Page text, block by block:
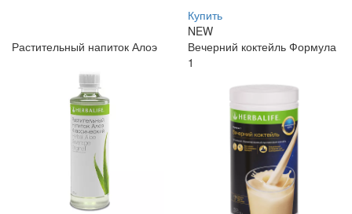
Купить
NEW
Растительный напиток Алоэ
Вечерний коктейль Формула
1